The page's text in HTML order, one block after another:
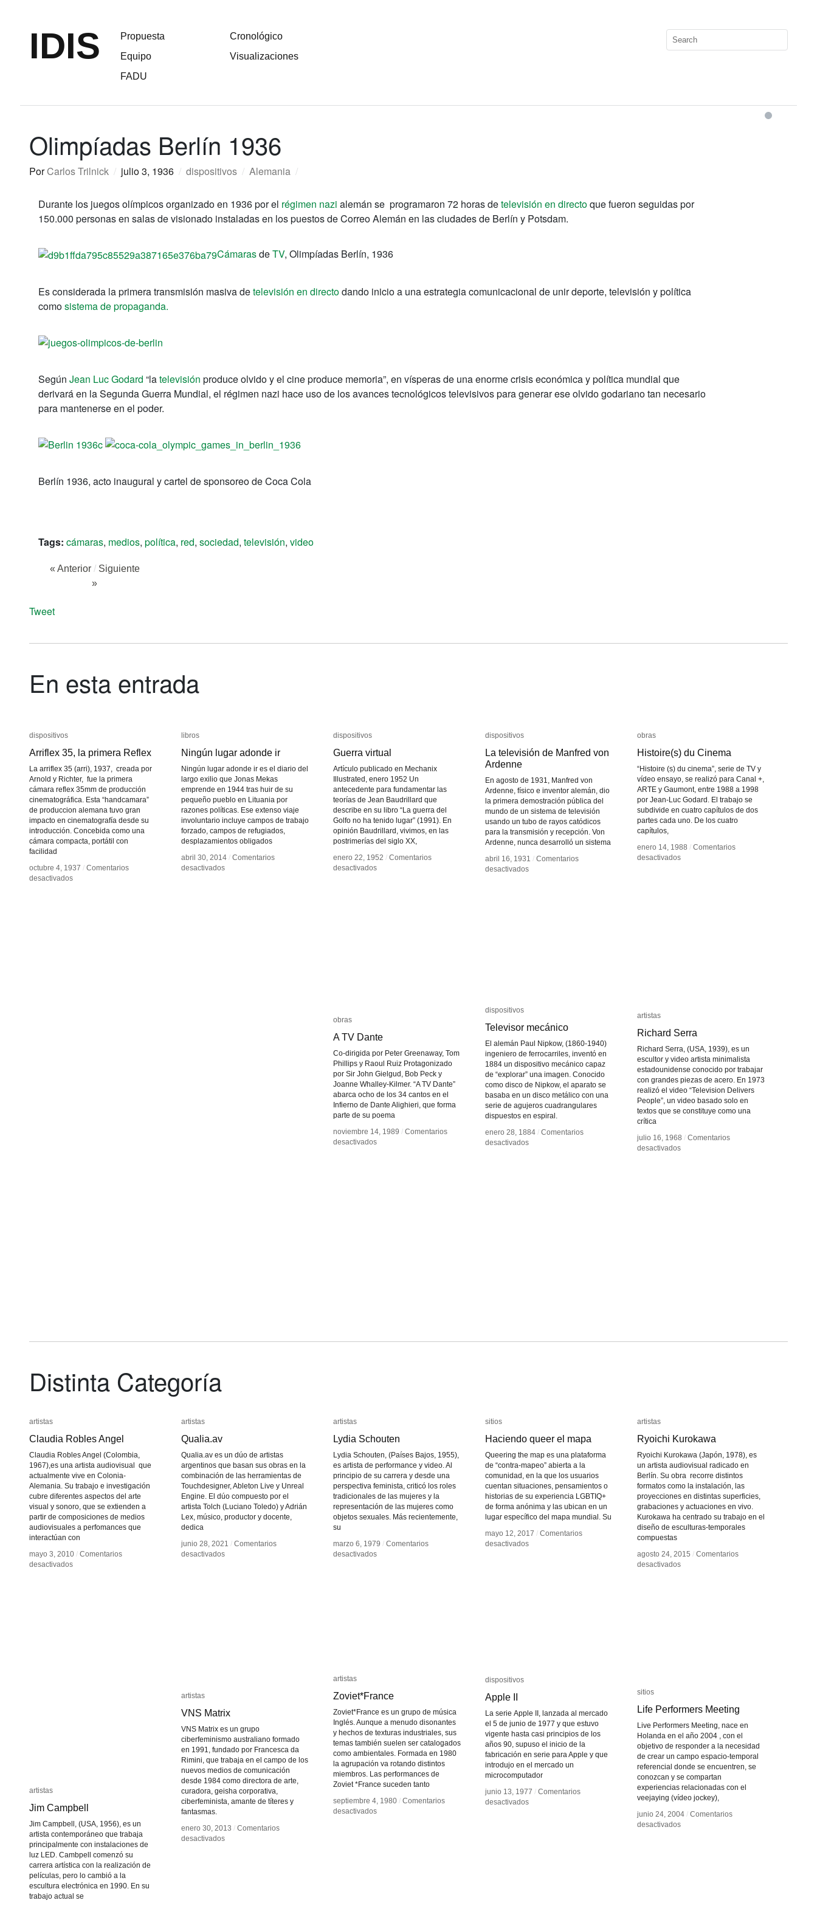
IDIS
Propuesta
Equipo
FADU
Cronológico
Visualizaciones
Olimpíadas Berlín 1936
PorCarlos Trilnick / julio 3, 1936 / dispositivos / Alemania /
Durante los juegos olímpicos organizado en 1936 por el régimen nazi alemán se programaron 72 horas detelevisión en directoque fueron seguidas por
150.000 personas en salas de visionado instaladas en los puestos de Correo Alemán en las ciudades de Berlín y Potsdam.
CámarasdeTV, Olimpíadas Berlín, 1936
Es considerada la primera transmisión masiva detelevisión en directodando inicio a una estrategia comunicacional de unir deporte, televisión y política
comosistema de propaganda.
Según Jean Luc Godard “latelevisión produce olvido y el cine produce memoria”, en vísperas de una enorme crisis económica y política mundial que
derivará en la Segunda Guerra Mundial, el régimen nazi hace uso de los avances tecnológicos televisivos para generar ese olvido godariano tan necesario
para mantenerse en el poder.
Berlín 1936, acto inaugural y cartel de sponsoreo de Coca Cola
Tags: cámaras, medios, política, red, sociedad, televisión, video
« Anterior / Siguiente
»
Tweet
En esta entrada
dispositivos
Arriflex 35, la primera Reflex
La arriflex 35 (arri), 1937, creada por
Arnold y Richter, fue la primera
cámara reflex 35mm de producción
cinematográfica. Esta “handcamara”
de produccion alemana tuvo gran
impacto en cinematografía desde su
introducción. Concebida como una
cámara compacta, portátil con
facilidad
octubre 4, 1937 / Comentarios
desactivadosen
dispositivos
Arriflex 35, la primera Reflex
octubre 4, 1937 / Comentarios
desactivadosen
libros
Ningún lugar adonde ir
Ningún lugar adonde ir es el diario del
largo exilio que Jonas Mekas
emprende en 1944 tras huir de su
pequeño pueblo en Lituania por
razones políticas. Ese extenso viaje
involuntario incluye campos de trabajo
forzado, campos de refugiados,
desplazamientos obligados
abril 30, 2014 / Comentarios
desactivadosen
libros
Ningún lugar adonde ir
abril 30, 2014 / Comentarios
desactivadosen
dispositivos
Guerra virtual
Artículo publicado en Mechanix
Illustrated, enero 1952 Un
antecedente para fundamentar las
teorías de Jean Baudrillard que
describe en su libro “La guerra del
Golfo no ha tenido lugar” (1991). En
opinión Baudrillard, vivimos, en las
postrimerías del siglo XX,
enero 22, 1952 / Comentarios
desactivadosen
dispositivos
Guerra virtual
enero 22, 1952 / Comentarios
desactivadosen
dispositivos
La televisión de Manfred von
Ardenne
En agosto de 1931, Manfred von
Ardenne, físico e inventor alemán, dio
la primera demostración pública del
mundo de un sistema de televisión
usando un tubo de rayos catódicos
para la transmisión y recepción. Von
Ardenne, nunca desarrolló un sistema
abril 16, 1931 / Comentarios
desactivadosen
dispositivos
La televisión de Manfred von
Ardenne
abril 16, 1931 / Comentarios
desactivadosen
obras
Histoire(s) du Cinema
“Histoire (s) du cinema”, serie de TV y
vídeo ensayo, se realizó para Canal +,
ARTE y Gaumont, entre 1988 a 1998
por Jean-Luc Godard. El trabajo se
subdivide en cuatro capítulos de dos
partes cada uno. De los cuatro
capítulos,
enero 14, 1988 / Comentarios
desactivadosen
obras
Histoire(s) du Cinema
enero 14, 1988 / Comentarios
desactivadosen
dispositivos
Televisor mecánico
El alemán Paul Nipkow, (1860-1940)
ingeniero de ferrocarriles, inventó en
1884 un dispositivo mecánico capaz
de “explorar” una imagen. Conocido
como disco de Nipkow, el aparato se
basaba en un disco metálico con una
serie de agujeros cuadrangulares
dispuestos en espiral.
enero 28, 1884 / Comentarios
desactivadosen
dispositivos
Televisor mecánico
enero 28, 1884 / Comentarios
desactivadosen
artistas
Richard Serra
Richard Serra, (USA, 1939), es un
escultor y video artista minimalista
estadounidense conocido por trabajar
con grandes piezas de acero. En 1973
realizó el video “Television Delivers
People”, un video basado solo en
textos que se constituye como una
crítica
julio 16, 1968 / Comentarios
desactivadosen
artistas
Richard Serra
julio 16, 1968 / Comentarios
desactivadosen
obras
A TV Dante
Co-dirigida por Peter Greenaway, Tom
Phillips y Raoul Ruiz Protagonizado
por Sir John Gielgud, Bob Peck y
Joanne Whalley-Kilmer. “A TV Dante”
abarca ocho de los 34 cantos en el
Infierno de Dante Alighieri, que forma
parte de su poema
noviembre 14, 1989 / Comentarios
desactivadosen
obras
A TV Dante
noviembre 14, 1989 / Comentarios
desactivadosen
Distinta Categoría
artistas
Claudia Robles Angel
Claudia Robles Angel (Colombia,
1967),es una artista audiovisual que
actualmente vive en Colonia-
Alemania. Su trabajo e investigación
cubre diferentes aspectos del arte
visual y sonoro, que se extienden a
partir de composiciones de medios
audiovisuales a perfomances que
interactúan con
mayo 3, 2010 / Comentarios
desactivadosen
artistas
Claudia Robles Angel
mayo 3, 2010 / Comentarios
desactivadosen
artistas
Qualia.av
Qualia.av es un dúo de artistas
argentinos que basan sus obras en la
combinación de las herramientas de
Touchdesigner, Ableton Live y Unreal
Engine. El dúo compuesto por el
artista Tolch (Luciano Toledo) y Adrián
Lex, músico, productor y docente,
dedica
junio 28, 2021 / Comentarios
desactivadosen
artistas
Qualia.av
junio 28, 2021 / Comentarios
desactivadosen
artistas
Lydia Schouten
Lydia Schouten, (Países Bajos, 1955),
es artista de performance y video. Al
principio de su carrera y desde una
perspectiva feminista, criticó los roles
tradicionales de las mujeres y la
representación de las mujeres como
objetos sexuales. Más recientemente,
su
marzo 6, 1979 / Comentarios
desactivadosen
artistas
Lydia Schouten
marzo 6, 1979 / Comentarios
desactivadosen
sitios
Haciendo queer el mapa
Queering the map es una plataforma
de “contra-mapeo” abierta a la
comunidad, en la que los usuarios
cuentan situaciones, pensamientos o
historias de su experiencia LGBTIQ+
de forma anónima y las ubican en un
lugar específico del mapa mundial. Su
mayo 12, 2017 / Comentarios
desactivadosen
sitios
Haciendo queer el mapa
mayo 12, 2017 / Comentarios
desactivadosen
artistas
Ryoichi Kurokawa
Ryoichi Kurokawa (Japón, 1978), es
un artista audiovisual radicado en
Berlín. Su obra recorre distintos
formatos como la instalación, las
proyecciones en distintas superficies,
grabaciones y actuaciones en vivo.
Kurokawa ha centrado su trabajo en el
diseño de esculturas-temporales
compuestas
agosto 24, 2015 / Comentarios
desactivadosen
artistas
Ryoichi Kurokawa
agosto 24, 2015 / Comentarios
desactivadosen
artistas
Zoviet*France
Zoviet*France es un grupo de música
Inglés. Aunque a menudo disonantes
y hechos de texturas industriales, sus
temas también suelen ser catalogados
como ambientales. Formada en 1980
la agrupación va rotando distintos
miembros. Las performances de
Zoviet *France suceden tanto
septiembre 4, 1980 / Comentarios
desactivadosen
artistas
Zoviet*France
septiembre 4, 1980 / Comentarios
desactivadosen
dispositivos
Apple II
La serie Apple II, lanzada al mercado
el 5 de junio de 1977 y que estuvo
vigente hasta casi principios de los
años 90, supuso el inicio de la
fabricación en serie para Apple y que
introdujo en el mercado un
microcomputador
junio 13, 1977 / Comentarios
desactivadosen
dispositivos
Apple II
junio 13, 1977 / Comentarios
desactivadosen
sitios
Life Performers Meeting
Live Performers Meeting, nace en
Holanda en el año 2004 , con el
objetivo de responder a la necesidad
de crear un campo espacio-temporal
referencial donde se encuentren, se
conozcan y se compartan
experiencias relacionadas con el
veejaying (vídeo jockey),
junio 24, 2004 / Comentarios
desactivadosen
sitios
Life Performers Meeting
junio 24, 2004 / Comentarios
desactivadosen
artistas
VNS Matrix
VNS Matrix es un grupo
ciberfeminismo australiano formado
en 1991, fundado por Francesca da
Rimini, que trabaja en el campo de los
nuevos medios de comunicación
desde 1984 como directora de arte,
curadora, geisha corporativa,
ciberfeminista, amante de títeres y
fantasmas.
enero 30, 2013 / Comentarios
desactivadosen
artistas
VNS Matrix
enero 30, 2013 / Comentarios
desactivadosen
artistas
Jim Campbell
Jim Campbell, (USA, 1956), es un
artista contemporáneo que trabaja
principalmente con instalaciones de
luz LED. Cambpell comenzó su
carrera artística con la realización de
películas, pero lo cambió a la
escultura electrónica en 1990. En su
trabajo actual se
artistas
Jim Campbell